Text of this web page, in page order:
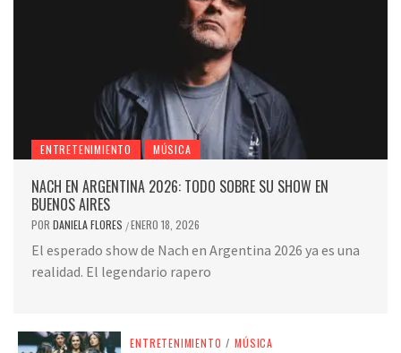
ENTRETENIMIENTO MÚSICA
NACH EN ARGENTINA 2026: TODO SOBRE SU SHOW EN
BUENOS AIRES
POR DANIELA FLORES /ENERO 18, 2026
El esperado show de Nach en Argentina 2026 ya es una
realidad. El legendario rapero
ENTRETENIMIENTO / MÚSICA